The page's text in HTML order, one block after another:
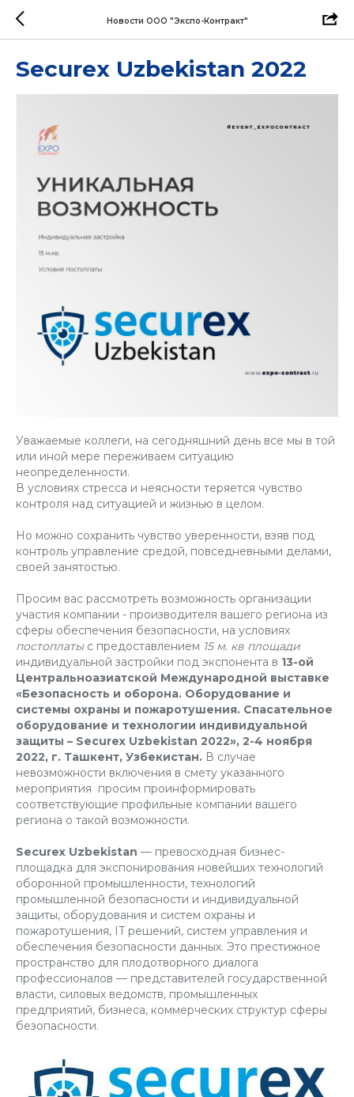
Новости ООО "Экспо-Контракт"
Securex Uzbekistan 2022
Уважаемые коллеги, на сегодняшний день все мы в той
или иной мере переживаем ситуацию
неопределенности.
В условиях стресса и неясности теряется чувство
контроля над ситуацией и жизнью в целом.
Но можно сохранить чувство уверенности, взяв под
контроль управление средой, повседневными делами,
своей занятостью.
Просим вас рассмотреть возможность организации
участия компании - производителя вашего региона из
сферы обеспечения безопасности, на условиях
постоплатыс предоставлением 15 м. кв площади
индивидуальной застройки под экспонента в 13-ой
Центральноазиатской Международной выставке
«Безопасность и оборона. Оборудование и
системы охраны и пожаротушения. Спасательное
оборудование и технологии индивидуальной
защиты – Securex Uzbekistan 2022», 2-4 ноября
2022, г. Ташкент, Узбекистан. В случае
невозможности включения в смету указанного
мероприятия просим проинформировать
соответствующие профильные компании вашего
региона о такой возможности.
Securex Uzbekistan — превосходная бизнес-
площадка для экспонирования новейших технологий
оборонной промышленности, технологий
промышленной безопасности и индивидуальной
защиты, оборудования и систем охраны и
пожаротушения, IT решений, систем управления и
обеспечения безопасности данных. Это престижное
пространство для плодотворного диалога
профессионалов — представителей государственной
власти, силовых ведомств, промышленных
предприятий, бизнеса, коммерческих структур сферы
безопасности.